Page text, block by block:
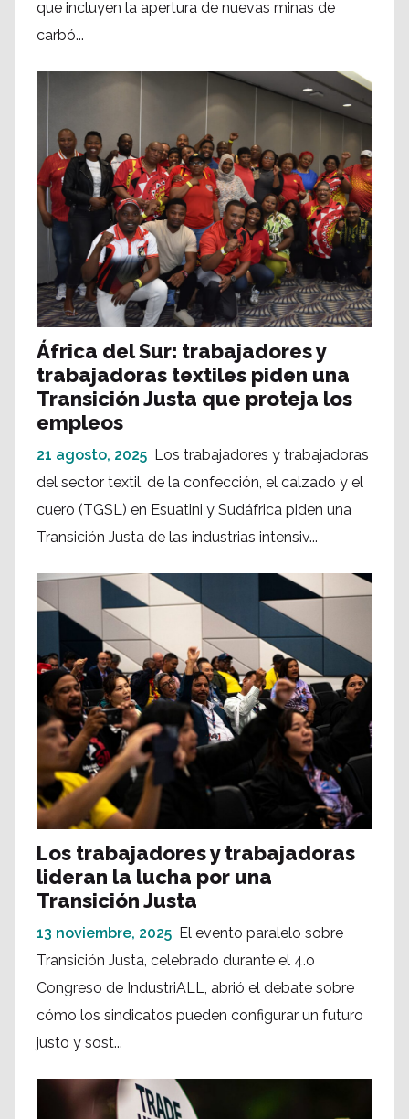
que incluyen la apertura de nuevas minas de
carbó...
África del Sur: trabajadores y
trabajadoras textiles piden una
Transición Justa que proteja los
empleos
21 agosto, 2025 Los trabajadores y trabajadoras
del sector textil, de la confección, el calzado y el
cuero (TGSL) en Esuatini y Sudáfrica piden una
Transición Justa de las industrias intensiv...
Los trabajadores y trabajadoras
lideran la lucha por una
Transición Justa
13 noviembre, 2025 El evento paralelo sobre
Transición Justa, celebrado durante el 4.o
Congreso de IndustriALL, abrió el debate sobre
cómo los sindicatos pueden configurar un futuro
justo y sost...